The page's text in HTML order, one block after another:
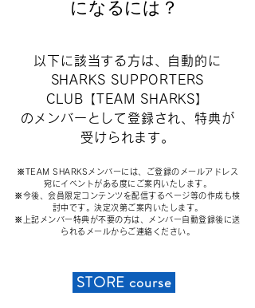
になるには？
以下に該当する方は、自動的に
SHARKS SUPPORTERS
CLUB【TEAM SHARKS】
のメンバーとして登録され、特典が
受けられます。
※TEAM SHARKSメンバーには、ご登録のメールアドレス
宛にイベントがある度にご案内いたします。
​※今後、会員限定コンテンツを配信するページ等の作成も検
討中です。決定次第ご案内いたします。
​※上記メンバー特典が不要の方は、メンバー自動登録後に送
られるメールからご連絡ください。
STORE course